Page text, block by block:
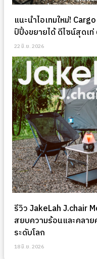
แนะนำไอเทมใหม่!
ป์ปิ้งขยายได้ ดีไซน์สุดเ
22 มิ.ย. 2026
รีวิว JakeLah J.chair
สยบความร้อนและคลา
ระดับโลก
18 มิ.ย. 2026